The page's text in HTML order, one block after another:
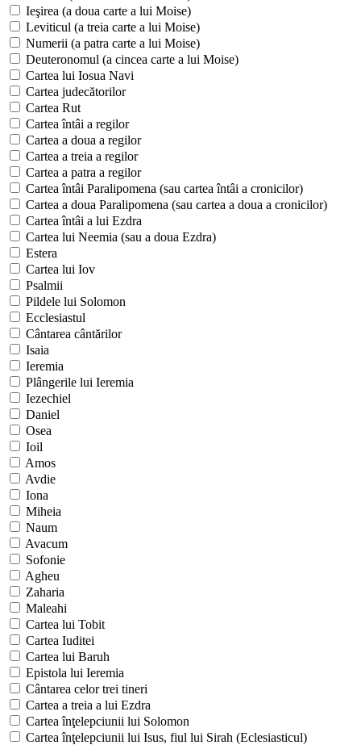
Ieşirea (a doua carte a lui Moise)
Leviticul (a treia carte a lui Moise)
Numerii (a patra carte a lui Moise)
Deuteronomul (a cincea carte a lui Moise)
Cartea lui Iosua Navi
Cartea judecătorilor
Cartea Rut
Cartea întâi a regilor
Cartea a doua a regilor
Cartea a treia a regilor
Cartea a patra a regilor
Cartea întâi Paralipomena (sau cartea întâi a cronicilor)
Cartea a doua Paralipomena (sau cartea a doua a cronicilor)
Cartea întâi a lui Ezdra
Cartea lui Neemia (sau a doua Ezdra)
Estera
Cartea lui Iov
Psalmii
Pildele lui Solomon
Ecclesiastul
Cântarea cântărilor
Isaia
Ieremia
Plângerile lui Ieremia
Iezechiel
Daniel
Osea
Ioil
Amos
Avdie
Iona
Miheia
Naum
Avacum
Sofonie
Agheu
Zaharia
Maleahi
Cartea lui Tobit
Cartea Iuditei
Cartea lui Baruh
Epistola lui Ieremia
Cântarea celor trei tineri
Cartea a treia a lui Ezdra
Cartea înţelepciunii lui Solomon
Cartea înţelepciunii lui Isus, fiul lui Sirah (Eclesiasticul)